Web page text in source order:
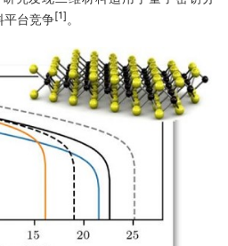
平台竞争[1] 。